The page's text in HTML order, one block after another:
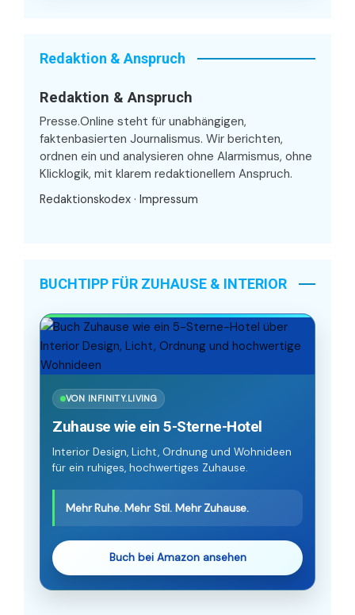
Redaktion & Anspruch
Redaktion & Anspruch
Presse.Online steht für unabhängigen,
faktenbasierten Journalismus. Wir berichten,
ordnen ein und analysieren ohne Alarmismus, ohne
Klicklogik, mit klarem redaktionellem Anspruch.
Redaktionskodex · Impressum
BUCHTIPP FÜR ZUHAUSE & INTERIOR
VON INFINITY.LIVING
Zuhause wie ein 5-Sterne-Hotel
Interior Design, Licht, Ordnung und Wohnideen
für ein ruhiges, hochwertiges Zuhause.
Mehr Ruhe. Mehr Stil. Mehr Zuhause.
Buch bei Amazon ansehen